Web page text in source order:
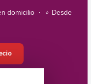
domicilio · ⭐ Desde